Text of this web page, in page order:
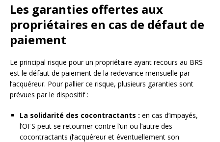
Les garanties offertes aux
propriétaires en cas de défaut de
paiement
Le principal risque pour un propriétaire ayant recours au BRS
est le défaut de paiement de la redevance mensuelle par
l’acquéreur. Pour pallier ce risque, plusieurs garanties sont
prévues par le dispositif :
La solidarité des cocontractants : en cas d’impayés,
l’OFS peut se retourner contre l’un ou l’autre des
cocontractants (l’acquéreur et éventuellement son